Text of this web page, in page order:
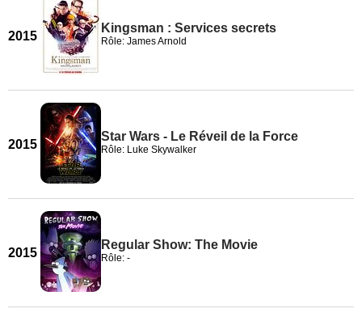
2015
Kingsman : Services secrets
Rôle: James Arnold
2015
Star Wars - Le Réveil de la Force
Rôle: Luke Skywalker
2015
Regular Show: The Movie
Rôle: -